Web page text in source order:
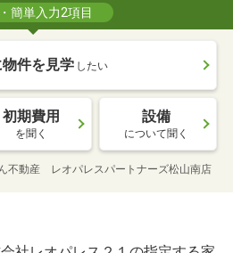
簡単入力2項目
件を見学 したい
初期費用
を聞く
設備
について聞く
ん不動産 レオパレスパートナーズ松山南店